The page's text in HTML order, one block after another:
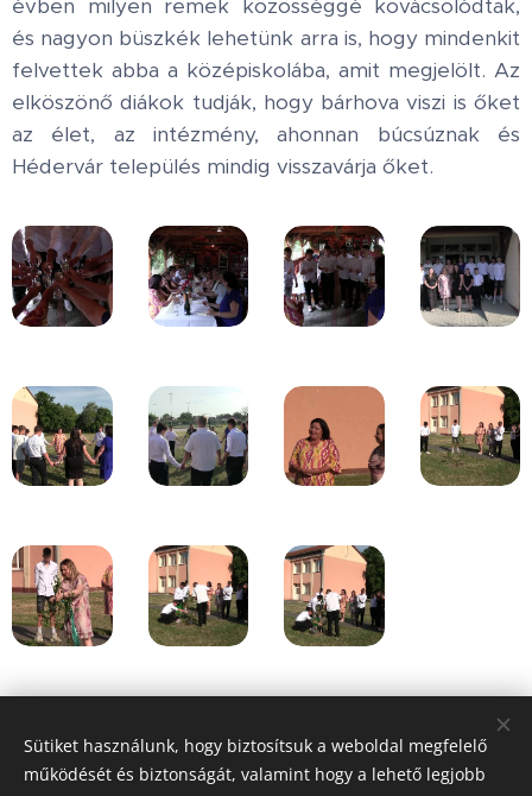
évben milyen remek közösséggé kovácsolódtak,
és nagyon büszkék lehetünk arra is, hogy mindenkit
felvettek abba a középiskolába, amit megjelölt. Az
elköszönő diákok tudják, hogy bárhova viszi is őket
az élet, az intézmény, ahonnan búcsúznak és
Hédervár település mindig visszavárja őket.
Sütiket használunk, hogy biztosítsuk a weboldal megfelelő
működését és biztonságát, valamint hogy a lehető legjobb